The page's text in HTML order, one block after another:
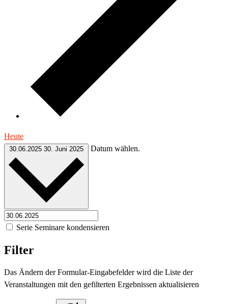
Heute
30.06.2025 30. Juni 2025 Datum wählen.
Serie Seminare kondensieren
Filter
Das Ändern der Formular-Eingabefelder wird die Liste der
Veranstaltungen mit den gefilterten Ergebnissen aktualisieren